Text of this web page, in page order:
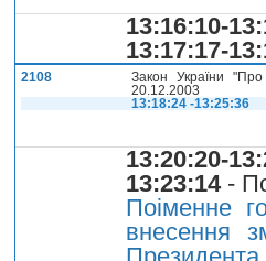
13:16:10-
13:17:17-
2108
Закон України
20.12.2003
13:18:24 -13:25:36
13:20:20-
13:23:14-
Поіменне
внесення